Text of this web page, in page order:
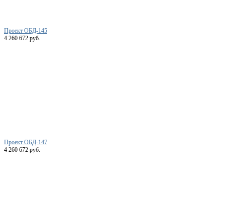
Проект ОБД-145
4 260 672 руб.
Проект ОБД-147
4 260 672 руб.